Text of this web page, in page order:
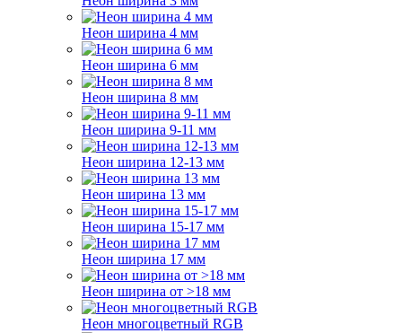
Неон ширина 4 мм
Неон ширина 6 мм
Неон ширина 8 мм
Неон ширина 9-11 мм
Неон ширина 12-13 мм
Неон ширина 13 мм
Неон ширина 15-17 мм
Неон ширина 17 мм
Неон ширина от >18 мм
Неон многоцветный RGB